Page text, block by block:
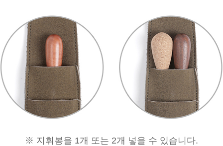
※ 지휘봉을 1개 또는 2개 넣을 수 있습니다.